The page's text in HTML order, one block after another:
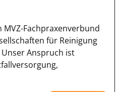
Fachpraxenverbund
für Reinigung
Unser Anspruch ist